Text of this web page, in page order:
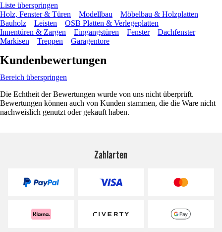
Liste überspringen
Holz, Fenster & Türen
Modellbau
Möbelbau & Holzplatten
Bauholz
Leisten
OSB Platten & Verlegeplatten
Innentüren & Zargen
Eingangstüren Fenster
Dachfenster
Markisen
Treppen Garagentore
Kundenbewertungen
Bereich überspringen
Die Echtheit der Bewertungen wurde von uns nicht überprüft.
Bewertungen können auch von Kunden stammen, die die Ware nicht
nachweislich genutzt oder gekauft haben.
Zahlarten